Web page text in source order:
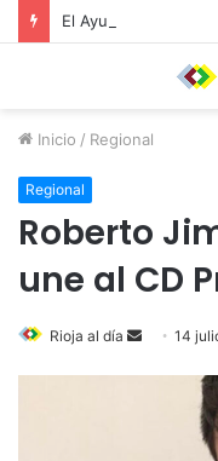
Inicio / Regional
Regional
Roberto
une al CD
Rioja al día 14